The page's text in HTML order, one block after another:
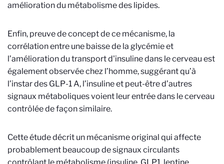
amélioration du métabolisme des lipides.
Enfin, preuve de concept de ce mécanisme, la
corrélation entre une baisse de la glycémie et
l’amélioration du transport d'insuline dans le cerveau est
également observée chez l’homme, suggérant qu’à
l’instar des GLP-1 A, l’insuline et peut-être d’autres
signaux métaboliques voient leur entrée dans le cerveau
contrôlée de façon similaire.
Cette étude décrit un mécanisme original qui affecte
probablement beaucoup de signaux circulants